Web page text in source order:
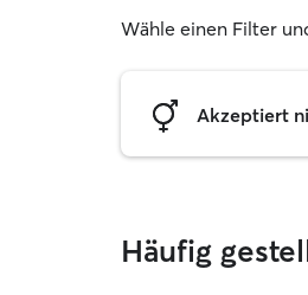
Wähle einen Filter
Akzeptiert
Häufig